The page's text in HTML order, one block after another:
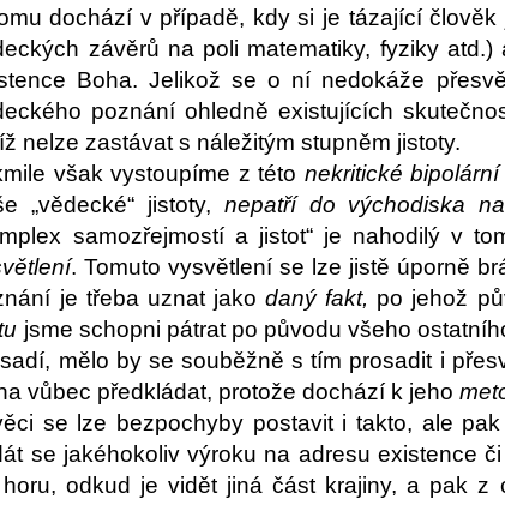
dochází v případě, kdy si je tázající
závěrů na poli matematiky, fyziky atd.)
Boha. Jelikož se o ní nedokáže
poznání ohledně existujících
nelze zastávat s náležitým stupněm jistoty.
však vystoupíme z této nekritické
„vědecké“ jistoty, nepatří do východiska
samozřejmostí a jistot“ je nahodilý v
. Tomuto vysvětlení se lze jistě úporně
je třeba uznat jakodaný fakt, po jehož
jsme schopni pátrat po původu všeho
mělo by se souběžně s tím prosadit i
vůbec předkládat, protože dochází k jeho
se lze bezpochyby postavit i takto, ale
se jakéhokoliv výroku na adresu existence
odkud je vidět jiná část krajiny, a pak z